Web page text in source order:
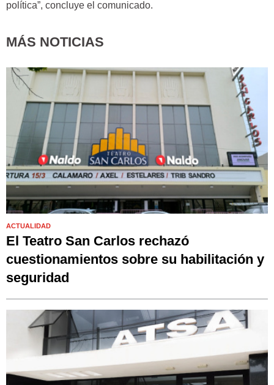
política”, concluye el comunicado.
MÁS NOTICIAS
ACTUALIDAD
El Teatro San Carlos rechazó
cuestionamientos sobre su habilitación y
seguridad